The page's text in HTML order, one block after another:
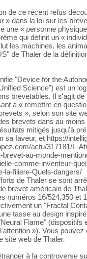
de ce récent refus
» dans la loi sur les
une « personne
qui définit un «
les machines, les
de Thaler de la
"Device for the
Science") est un
brevetables. Il s'agit de
à « remettre en
», selon son site
brevets dans au
mitigés jusqu'à
sa faveur, et https://
actu/317181/L-
brevet-au-monde-
comme-inventeur-
la-filiere-Quels-dangers/
de Thaler se sont
brevet américain de
numéros 16/524,350 et
un "Fractal
tasse au design
Flame" (dispositifs
»). Vous pouvez
site web de Thaler.
à la controverse